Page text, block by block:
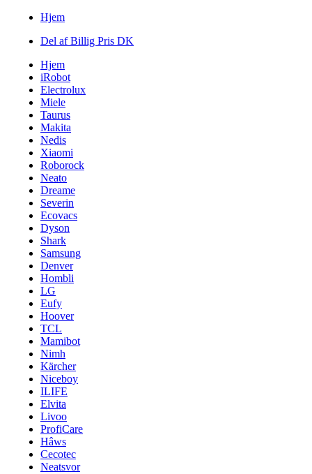
Hjem
Del af Billig Pris DK
Hjem
iRobot
Electrolux
Miele
Taurus
Makita
Nedis
Xiaomi
Roborock
Neato
Dreame
Severin
Ecovacs
Dyson
Shark
Samsung
Denver
Hombli
LG
Eufy
Hoover
TCL
Mamibot
Nimh
Kärcher
Niceboy
ILIFE
Elvita
Livoo
ProfiCare
Hâws
Cecotec
Neatsvor